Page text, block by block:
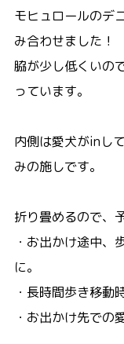
モヒュロールのデ
み合わせました！
脇が少し低くいの
っています。
内側は愛犬がinし
みの施しです。
折り畳めるので、
・お出かけ途中、
に。
・長時間歩き移動
・お出かけ先での